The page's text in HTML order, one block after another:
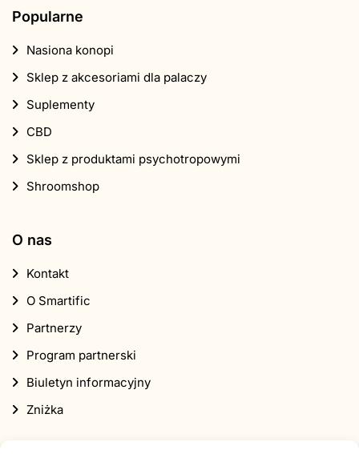
Popularne
Nasiona konopi
Sklep z akcesoriami dla palaczy
Suplementy
CBD
Sklep z produktami psychotropowymi
Shroomshop
O nas
Kontakt
O Smartific
Partnerzy
Program partnerski
Biuletyn informacyjny
Zniżka